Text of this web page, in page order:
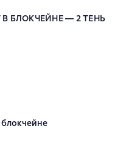
БЛОКЧЕЙНЕ — 2 ТЕНЬ
рейтинг 0 на основе 0 оценок
рейтинг 0 на основе 0 оценок